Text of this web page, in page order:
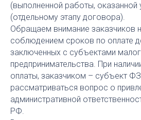
(выполненной работы, оказанной
(отдельному этапу договора).
Обращаем внимание заказчиков
соблюдением сроков по оплате
заключенных с субъектами
предпринимательства. При
оплаты, заказчиком – субъект
рассматриваться вопрос о
административной
РФ.